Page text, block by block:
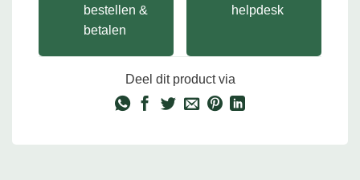
bestellen &
betalen
helpdesk
Deel dit product via